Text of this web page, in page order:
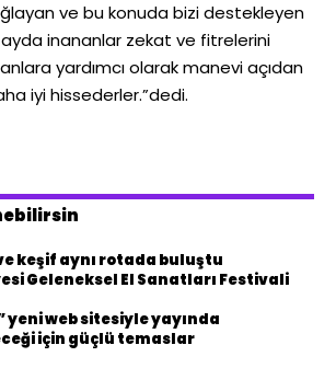
ve bu konuda bizi destekleyen
ayda inananlar zekat ve fitrelerini
yardımcı olarak manevi açıdan
iyi hissederler.”dedi.
keşif aynı rotada buluştu
Geleneksel El Sanatları Festivali
yeni web sitesiyle yayında
için güçlü temaslar